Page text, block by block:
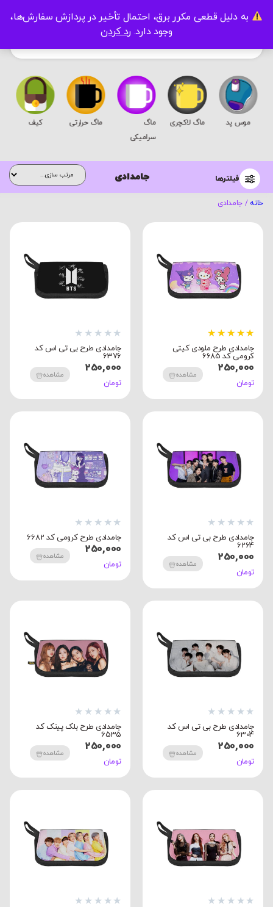
به دلیل قطعی مکرر برق، احتمال تأخیر در پردازش سفارش‌ها،
وجود دارد. رد کردن
موس پد ماگ لاکچری
ماگ
سرامیکی
ماگ حرارتی کیف
فیلترها جامدادی
خانه / جامدادی
★
★
★
★
★
جامدادی طرح ملودی کیتی
کرومی کد 6685
250,000
تومان
مشاهده
★
★
★
★
★
جامدادی طرح بی تی اس کد
6376
250,000
تومان
مشاهده
★
★
★
★
★
جامدادی طرح بی تی اس کد
6264
250,000
تومان
مشاهده
★
★
★
★
★
جامدادی طرح کرومی کد 6682
250,000
تومان
مشاهده
★
★
★
★
★
جامدادی طرح بی تی اس کد
6304
250,000
تومان
مشاهده
★
★
★
★
★
جامدادی طرح بلک پینک کد
6535
250,000
تومان
مشاهده
★
★
★
★
★
★
★
★
★
★